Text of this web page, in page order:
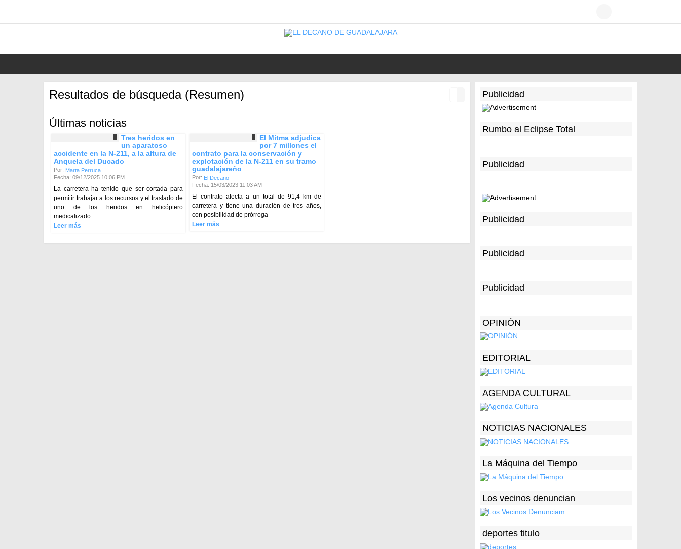
Resultados de búsqueda (Resumen)
Últimas noticias
Tres heridos en
un aparatoso
accidente en la N-211, a la altura de
Anquela del Ducado
Por: Marta Perruca
Fecha: 09/12/2025 10:06 PM
La carretera ha tenido que ser cortada para
permitir trabajar a los recursos y el traslado de
uno de los heridos en helicóptero
medicalizado
Leer más
El Mitma adjudica
por 7 millones el
contrato para la conservación y
explotación de la N-211 en su tramo
guadalajareño
Por: El Decano
Fecha: 15/03/2023 11:03 AM
El contrato afecta a un total de 91,4 km de
carretera y tiene una duración de tres años,
con posibilidad de prórroga
Leer más
Publicidad
Rumbo al Eclipse Total
Publicidad
Publicidad
Publicidad
Publicidad
OPINIÓN
EDITORIAL
AGENDA CULTURAL
NOTICIAS NACIONALES
La Máquina del Tiempo
Los vecinos denuncian
deportes titulo